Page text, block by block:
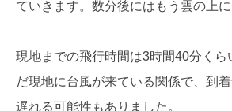
ていきます。数分後にはもう雲の上に
現地までの飛行時間は3時間40分くら
だ現地に台風が来ている関係で、到
遅れる可能性もありました。